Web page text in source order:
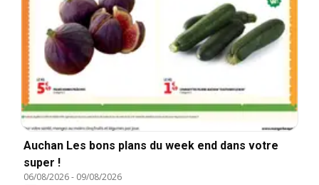
Auchan Les bons plans du week end dans votre
super !
06/08/2026- 09/08/2026